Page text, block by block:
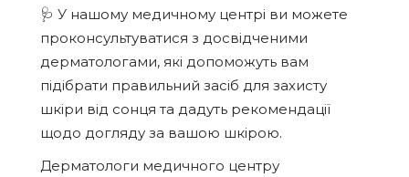
🩺 У нашому медичному центрі ви можете
проконсультуватися з досвідченими
дерматологами, які допоможуть вам
підібрати правильний засіб для захисту
шкіри від сонця та дадуть рекомендації
щодо догляду за вашою шкірою.
Дерматологи медичного центру